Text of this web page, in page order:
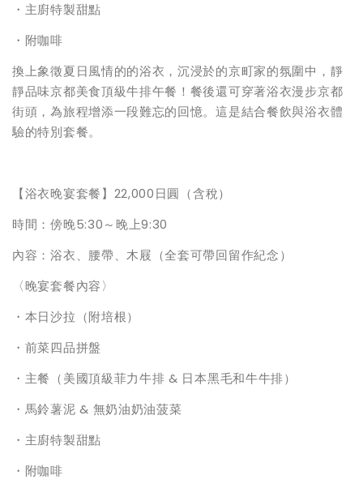
・主廚特製甜點
・附咖啡
換上象徵夏日風情的的浴衣，沉浸於的京町家的氛圍中，靜
靜品味京都美食頂級牛排午餐！餐後還可穿著浴衣漫步京都
街頭，為旅程增添一段難忘的回憶。這是結合餐飲與浴衣體
驗的特別套餐。
【浴衣晚宴套餐】22,000日圓（含稅）
時間：傍晚5:30～晚上9:30
內容：浴衣、腰帶、木屐（全套可帶回留作紀念）
〈晚宴套餐內容〉
・本日沙拉（附培根）
・前菜四品拼盤
・主餐（美國頂級菲力牛排 & 日本黑毛和牛牛排）
・馬鈴薯泥 & 無奶油奶油菠菜
・主廚特製甜點
・附咖啡